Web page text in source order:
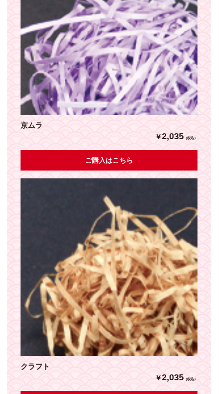
京ムラ
￥2,035 （税込）
ご購入はこちら
クラフト
￥2,035 （税込）